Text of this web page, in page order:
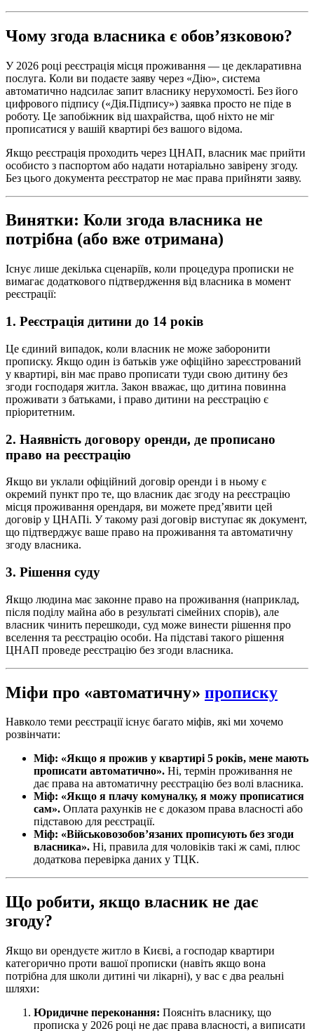
Чому згода власника є обов’язковою?
У 2026 році реєстрація місця проживання — це декларативна
послуга. Коли ви подаєте заяву через «Дію», система
автоматично надсилає запит власнику нерухомості. Без його
цифрового підпису («Дія.Підпису») заявка просто не піде в
роботу. Це запобіжник від шахрайства, щоб ніхто не міг
прописатися у вашій квартирі без вашого відома.
Якщо реєстрація проходить через ЦНАП, власник має прийти
особисто з паспортом або надати нотаріально завірену згоду.
Без цього документа реєстратор не має права прийняти заяву.
Винятки: Коли згода власника не
потрібна (або вже отримана)
Існує лише декілька сценаріїв, коли процедура прописки не
вимагає додаткового підтвердження від власника в момент
реєстрації:
1. Реєстрація дитини до 14 років
Це єдиний випадок, коли власник не може заборонити
прописку. Якщо один із батьків уже офіційно зареєстрований
у квартирі, він має право прописати туди свою дитину без
згоди господаря житла. Закон вважає, що дитина повинна
проживати з батьками, і право дитини на реєстрацію є
пріоритетним.
2. Наявність договору оренди, де прописано
право на реєстрацію
Якщо ви уклали офіційний договір оренди і в ньому є
окремий пункт про те, що власник дає згоду на реєстрацію
місця проживання орендаря, ви можете пред’явити цей
договір у ЦНАПі. У такому разі договір виступає як документ,
що підтверджує ваше право на проживання та автоматичну
згоду власника.
3. Рішення суду
Якщо людина має законне право на проживання (наприклад,
після поділу майна або в результаті сімейних спорів), але
власник чинить перешкоди, суд може винести рішення про
вселення та реєстрацію особи. На підставі такого рішення
ЦНАП проведе реєстрацію без згоди власника.
Міфи про «автоматичну» прописку
Навколо теми реєстрації існує багато міфів, які ми хочемо
розвінчати:
Міф: «Якщо я прожив у квартирі 5 років, мене мають
прописати автоматично». Ні, термін проживання не
дає права на автоматичну реєстрацію без волі власника.
Міф: «Якщо я плачу комуналку, я можу прописатися
сам». Оплата рахунків не є доказом права власності або
підставою для реєстрації.
Міф: «Військовозобов’язаних прописують без згоди
власника». Ні, правила для чоловіків такі ж самі, плюс
додаткова перевірка даних у ТЦК.
Що робити, якщо власник не дає
згоду?
Якщо ви орендуєте житло в Києві, а господар квартири
категорично проти вашої прописки (навіть якщо вона
потрібна для школи дитині чи лікарні), у вас є два реальні
шляхи:
Юридичне переконання: Поясніть власнику, що
прописка у 2026 році не дає права власності, а виписати